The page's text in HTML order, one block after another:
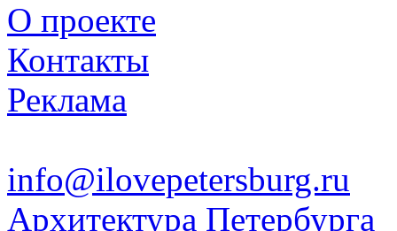
О проекте
Контакты
Реклама
info@ilovepetersburg.ru
Архитектура Петербурга